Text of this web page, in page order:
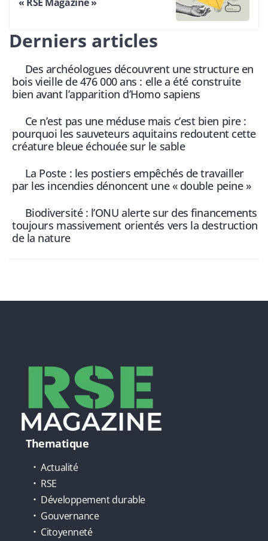
Derniers articles
Des archéologues découvrent une structure en
bois vieille de 476 000 ans : elle a été construite
bien avant l’apparition d’Homo sapiens
Ce n’est pas une méduse mais c’est bien pire :
pourquoi les sauveteurs aquitains redoutent cette
créature bleue échouée sur le sable
La Poste : les postiers empêchés de travailler
par les incendies dénoncent une « double peine »
Biodiversité : l’ONU alerte sur des financements
toujours massivement orientés vers la destruction
de la nature
Thematique
Actualité
RSE
Développement durable
Gouvernance
Citoyenneté